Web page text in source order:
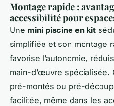
Montage rapide :
accessibilité pour
Une mini piscine en kit
simplifiée et son montage
favorise l’autonomie,
main-d’œuvre spécialisée.
pré-montés ou pré-
facilitée, même dans les